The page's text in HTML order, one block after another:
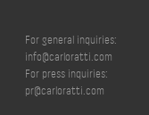
For general inquiries:
info@carloratti.com
For press inquiries:
pr@carloratti.com